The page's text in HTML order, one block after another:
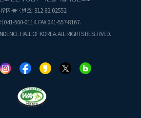
업자등록번호 : 312-82-02552
041-560-0114. FAX 041-557-8167.
HALL OF KOREA. ALL RIGHTS RESERVED.